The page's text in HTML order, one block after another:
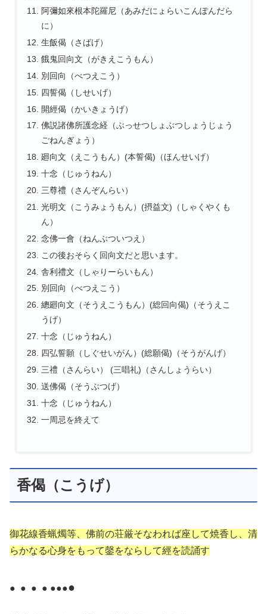
阿彌如來根本陀羅尼（あみだにょらいこんぽんだら
に）
生飯偈（さばげ）
餓鬼回向文（がきえこうもん）
別回向（べつえこう）
四誓偈（しせいげ）
開經偈（かいきょうげ）
佛説諸佛所護念経（ぶっせつしょぶつしょうじょう
ごねんぎょう）
廻向文（えこうもん）(本誓偈)（ほんせいげ）
十念（じゅうねん）
三尊禮（さんぞんらい）
光明文（こうみょうもん）(摂益文)（しゃくやくも
ん）
念佛一會（ねんぶついつえ）
この後おそらく回向文だと思います。
舎利禮文（しゃりーらいもん）
別回向（べつえこう）
總廻向文（そうえこうもん）(総回向偈)（そうえこ
うげ）
十念（じゅうねん）
四弘誓願（しぐせいがん）(総願偈)（そうがんげ）
三禮（さんらい） (三唱礼)（さんしょうらい）
送佛偈（そうぶつげ）
十念（じゅうねん）
一周忌を終えて
香偈（こうげ）
御花線香蝋燭等、佛前の荘厳そなわれば座して焼香し、清
らかなる心身をもって鏧をならして經を読誦す
● ● ● ● ●●●●